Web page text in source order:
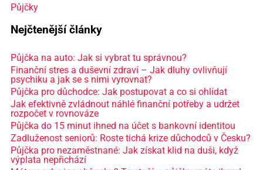
Půjčky
Nejčtenější články
Půjčka na auto: Jak si vybrat tu správnou?
Finanční stres a duševní zdraví – Jak dluhy ovlivňují
psychiku a jak se s nimi vyrovnat?
Půjčka pro důchodce: Jak postupovat a co si ohlídat
Jak efektivně zvládnout náhlé finanční potřeby a udržet
rozpočet v rovnováze
Půjčka do 15 minut ihned na účet s bankovní identitou
Zadluženost seniorů: Roste tichá krize důchodců v Česku?
Půjčka pro nezaměstnané: Jak získat klid na duši, když
výplata nepřichází